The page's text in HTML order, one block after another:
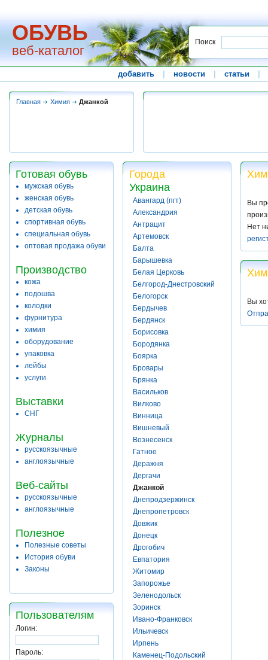
ОБУВЬ
веб-каталог
Поиск
добавить новости статьи
Главная Химия Джанкой
Готовая обувь
мужская обувь
женская обувь
детская обувь
спортивная обувь
специальная обувь
оптовая продажа обуви
Производство
кожа
подошва
колодки
фурнитура
химия
оборудование
упаковка
лейбы
услуги
Выставки
СНГ
Журналы
русскоязычные
англоязычные
Веб-сайты
русскоязычные
англоязычные
Полезное
Полезные советы
История обуви
Законы
Пользователям
Логин:
Пароль:
Города
Украина
Авангард (пгт)
Александрия
Антрацит
Артемовск
Балта
Барышевка
Белая Церковь
Белгород-Днестровский
Белогорск
Бердычев
Бердянск
Борисовка
Бородянка
Боярка
Бровары
Брянка
Васильков
Вилково
Винница
Вишневый
Вознесенск
Гатное
Деражня
Дергачи
Джанкой
Днепродзержинск
Днепропетровск
Довжик
Донецк
Дрогобич
Евпатория
Житомир
Запорожье
Зеленодольск
Зоринск
Ивано-Франковск
Ильичевск
Ирпень
Каменец-Подольский
Вы
Нет
Вы